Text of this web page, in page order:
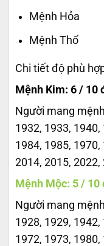
Mệnh Hỏa
Mệnh Thổ
Chi tiết độ phù
Mệnh Kim: 6 / 10
Người mang
1932, 1933,
1984, 1985,
2014, 2015,
Mệnh Mộc: 5 / 10
Người mang
1928, 1929,
1972, 1973,